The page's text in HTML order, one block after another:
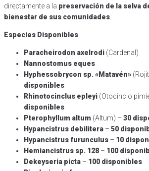
directamente a la preservación de la selva
bienestar de sus comunidades
Especies Disponibles
Paracheirodon axelrodi (Cardenal)
Nannostomus eques
Hyphessobrycon sp. «Matavén»
disponibles
Rhinotocinclus epleyi (Otocinclo
disponibles
Pterophyllum altum (Altum) – 30
Hypancistrus debilitera – 50
Hypancistrus furunculus – 10
Hemiancistrus sp. 128 – 100
Dekeyseria picta – 100 disponibles